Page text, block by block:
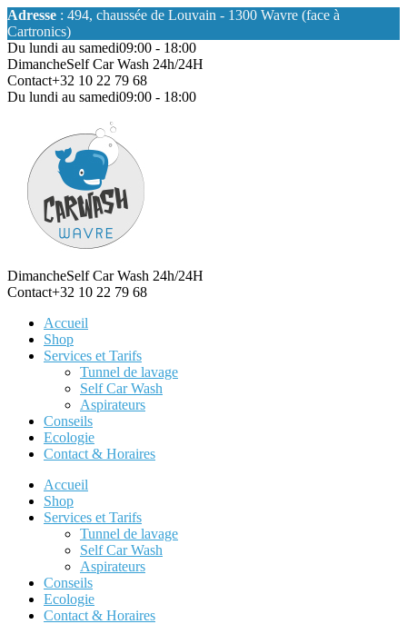
Adresse : 494, chaussée de Louvain - 1300 Wavre (face à
Cartronics)
Du lundi au samedi09:00 - 18:00
DimancheSelf Car Wash 24h/24H
Contact+32 10 22 79 68
Du lundi au samedi09:00 - 18:00
DimancheSelf Car Wash 24h/24H
Contact+32 10 22 79 68
Accueil
Shop
Services et Tarifs
Tunnel de lavage
Self Car Wash
Aspirateurs
Conseils
Ecologie
Contact & Horaires
Accueil
Shop
Services et Tarifs
Tunnel de lavage
Self Car Wash
Aspirateurs
Conseils
Ecologie
Contact & Horaires